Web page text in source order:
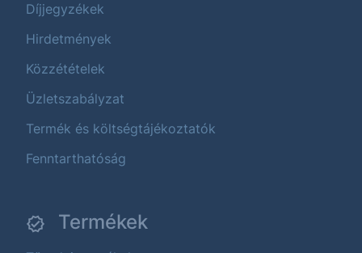
Díjjegyzékek
Hirdetmények
Közzétételek
Üzletszabályzat
Termék és költségtájékoztatók
Fenntarthatóság
Termékek